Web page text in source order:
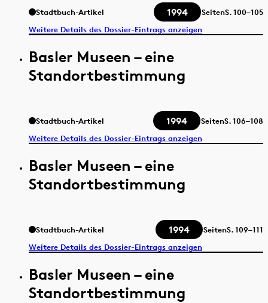
Stadtbuch-Artikel 1994 SeitenS.100–105
Weitere Details des Dossier-Eintrags anzeigen
Basler Museen – eine
Standortbestimmung
Stadtbuch-Artikel 1994 SeitenS.106–108
Weitere Details des Dossier-Eintrags anzeigen
Basler Museen – eine
Standortbestimmung
Stadtbuch-Artikel 1994 SeitenS.109–111
Weitere Details des Dossier-Eintrags anzeigen
Basler Museen – eine
Standortbestimmung